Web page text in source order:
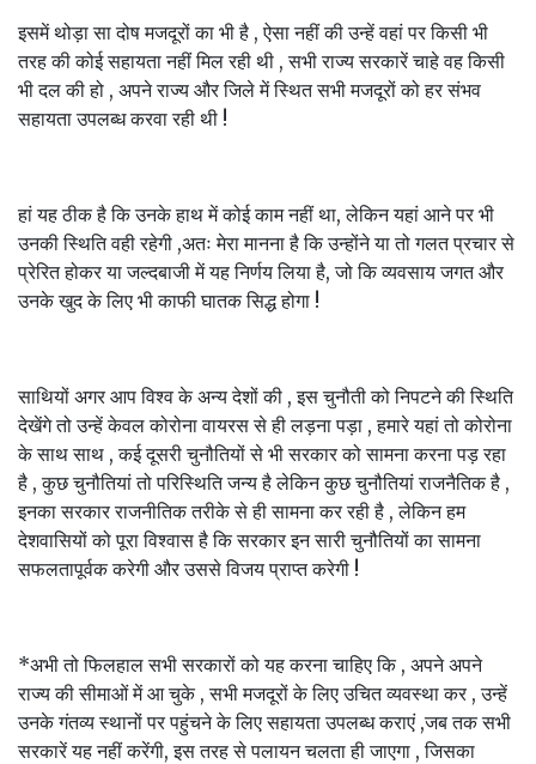
इसमें थोड़ा सा दोष मजदूरों का भी है , ऐसा नहीं की उन्हें वहां पर किसी भी
तरह की कोई सहायता नहीं मिल रही थी , सभी राज्य सरकारें चाहे वह किसी
भी दल की हो , अपने राज्य और जिले में स्थित सभी मजदूरों को हर संभव
सहायता उपलब्ध करवा रही थी !
हां यह ठीक है कि उनके हाथ में कोई काम नहीं था, लेकिन यहां आने पर भी
उनकी स्थिति वही रहेगी ,अतः मेरा मानना है कि उन्होंने या तो गलत प्रचार से
प्रेरित होकर या जल्दबाजी में यह निर्णय लिया है, जो कि व्यवसाय जगत और
उनके खुद के लिए भी काफी घातक सिद्ध होगा !
साथियों अगर आप विश्व के अन्य देशों की , इस चुनौती को निपटने की स्थिति
देखेंगे तो उन्हें केवल कोरोना वायरस से ही लड़ना पड़ा , हमारे यहां तो कोरोना
के साथ साथ , कई दूसरी चुनौतियों से भी सरकार को सामना करना पड़ रहा
है , कुछ चुनौतियां तो परिस्थिति जन्य है लेकिन कुछ चुनौतियां राजनैतिक है ,
इनका सरकार राजनीतिक तरीके से ही सामना कर रही है , लेकिन हम
देशवासियों को पूरा विश्वास है कि सरकार इन सारी चुनौतियों का सामना
सफलतापूर्वक करेगी और उससे विजय प्राप्त करेगी !
*अभी तो फिलहाल सभी सरकारों को यह करना चाहिए कि , अपने अपने
राज्य की सीमाओं में आ चुके , सभी मजदूरों के लिए उचित व्यवस्था कर , उन्हें
उनके गंतव्य स्थानों पर पहुंचने के लिए सहायता उपलब्ध कराएं ,जब तक सभी
सरकारें यह नहीं करेंगी, इस तरह से पलायन चलता ही जाएगा , जिसका